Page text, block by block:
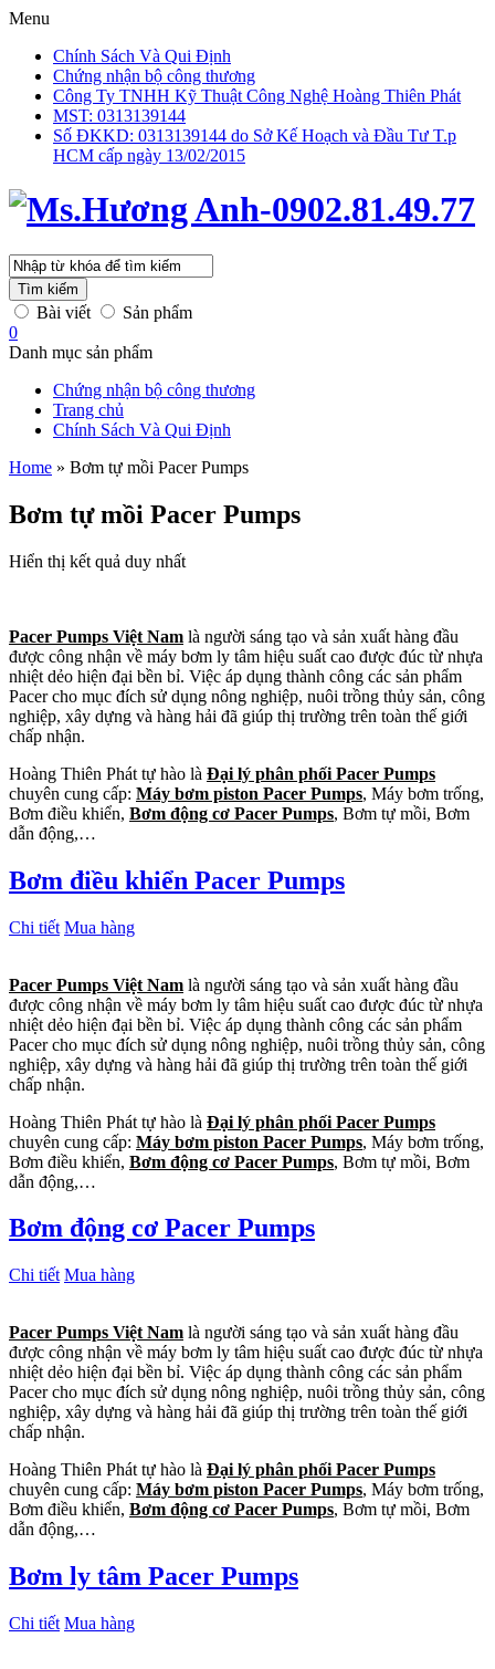
Menu
Chính Sách Và Qui Định
Chứng nhận bộ công thương
Công Ty TNHH Kỹ Thuật Công Nghệ Hoàng Thiên Phát
MST: 0313139144
Số ĐKKD: 0313139144 do Sở Kế Hoạch và Đầu Tư T.p
HCM cấp ngày 13/02/2015
Tìm kiếm
Bài viết
Sản phẩm
0
Danh mục sản phẩm
Chứng nhận bộ công thương
Trang chủ
Chính Sách Và Qui Định
Home » Bơm tự mồi Pacer Pumps
Bơm tự mồi Pacer Pumps
Hiển thị kết quả duy nhất
Pacer Pumps Việt Nam là người sáng tạo và sản xuất hàng đầu
được công nhận về máy bơm ly tâm hiệu suất cao được đúc từ nhựa
nhiệt dẻo hiện đại bền bỉ. Việc áp dụng thành công các sản phẩm
Pacer cho mục đích sử dụng nông nghiệp, nuôi trồng thủy sản, công
nghiệp, xây dựng và hàng hải đã giúp thị trường trên toàn thế giới
chấp nhận.
Hoàng Thiên Phát tự hào là Đại lý phân phối Pacer Pumps
chuyên cung cấp: Máy bơm piston Pacer Pumps, Máy bơm trống,
Bơm điều khiển, Bơm động cơ Pacer Pumps, Bơm tự mồi, Bơm
dẫn động,…
Bơm điều khiển Pacer Pumps
Chi tiết Mua hàng
Pacer Pumps Việt Nam là người sáng tạo và sản xuất hàng đầu
được công nhận về máy bơm ly tâm hiệu suất cao được đúc từ nhựa
nhiệt dẻo hiện đại bền bỉ. Việc áp dụng thành công các sản phẩm
Pacer cho mục đích sử dụng nông nghiệp, nuôi trồng thủy sản, công
nghiệp, xây dựng và hàng hải đã giúp thị trường trên toàn thế giới
chấp nhận.
Hoàng Thiên Phát tự hào là Đại lý phân phối Pacer Pumps
chuyên cung cấp: Máy bơm piston Pacer Pumps, Máy bơm trống,
Bơm điều khiển, Bơm động cơ Pacer Pumps, Bơm tự mồi, Bơm
dẫn động,…
Bơm động cơ Pacer Pumps
Chi tiết Mua hàng
Pacer Pumps Việt Nam là người sáng tạo và sản xuất hàng đầu
được công nhận về máy bơm ly tâm hiệu suất cao được đúc từ nhựa
nhiệt dẻo hiện đại bền bỉ. Việc áp dụng thành công các sản phẩm
Pacer cho mục đích sử dụng nông nghiệp, nuôi trồng thủy sản, công
nghiệp, xây dựng và hàng hải đã giúp thị trường trên toàn thế giới
chấp nhận.
Hoàng Thiên Phát tự hào là Đại lý phân phối Pacer Pumps
chuyên cung cấp: Máy bơm piston Pacer Pumps, Máy bơm trống,
Bơm điều khiển, Bơm động cơ Pacer Pumps, Bơm tự mồi, Bơm
dẫn động,…
Bơm ly tâm Pacer Pumps
Chi tiết Mua hàng